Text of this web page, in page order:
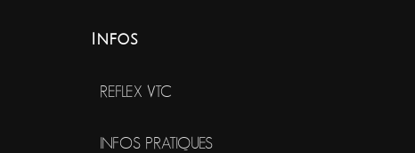
Infos
REFLEX VTC
INFOS PRATIQUES